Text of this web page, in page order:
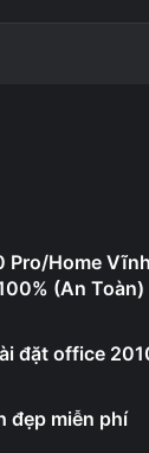
Pro/Home
(An Toàn)
đặt office
đẹp miễn phí